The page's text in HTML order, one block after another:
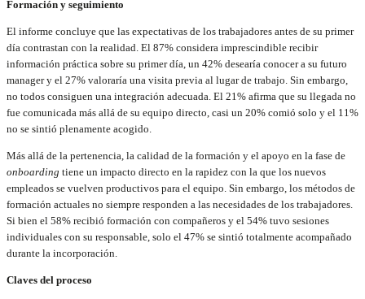
Formación y seguimiento
El informe concluye que las expectativas de los trabajadores antes de su primer
día contrastan con la realidad. El 87% considera imprescindible recibir
información práctica sobre su primer día, un 42% desearía conocer a su futuro
manager y el 27% valoraría una visita previa al lugar de trabajo. Sin embargo,
no todos consiguen una integración adecuada. El 21% afirma que su llegada no
fue comunicada más allá de su equipo directo, casi un 20% comió solo y el 11%
no se sintió plenamente acogido.
Más allá de la pertenencia, la calidad de la formación y el apoyo en la fase de
onboarding tiene un impacto directo en la rapidez con la que los nuevos
empleados se vuelven productivos para el equipo. Sin embargo, los métodos de
formación actuales no siempre responden a las necesidades de los trabajadores.
Si bien el 58% recibió formación con compañeros y el 54% tuvo sesiones
individuales con su responsable, solo el 47% se sintió totalmente acompañado
durante la incorporación.
Claves del proceso